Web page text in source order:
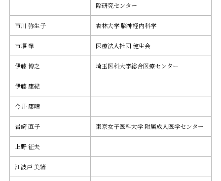
際研究センター
市川 弥生子 杏林大学 脳神経内科学
市堰 肇 医療法人社団 健生会
伊藤 博之 埼玉医科大学総合医療センター
伊藤 康紀
今井 康晴
岩﨑 直子 東京女子医科大学 附属成人医学センター
上野 征夫
江波戸 美緒